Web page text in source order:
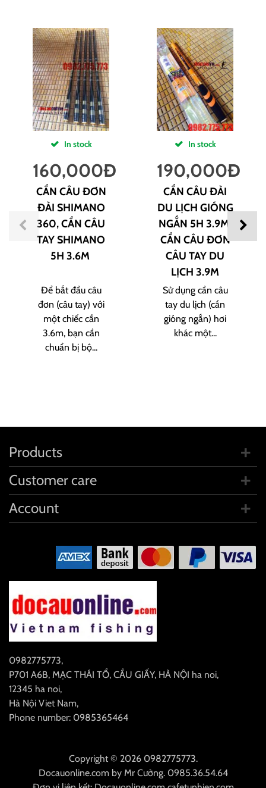
In stock
160,000Đ
CẦN CÂU ĐƠN
ĐÀI SHIMANO
360, CẦN CÂU
TAY SHIMANO
5H 3.6M
Để bắt đầu câu
đơn (câu tay) với
một chiếc cần
3.6m, bạn cần
chuẩn bị bộ...
In stock
190,000Đ
CẦN CÂU ĐÀI
DU LỊCH GIÓNG
NGẮN 5H 3.9M,
CẦN CÂU ĐƠN
CÂU TAY DU
LỊCH 3.9M
Sử dụng cần câu
tay du lịch (cần
gióng ngắn) hơi
khác một...
0982775773,
P701 A6B, MẠC THÁI TỔ, CẦU GIẤY, HÀ NỘI ha noi,
12345 ha noi,
Hà Nội Viet Nam,
Phone number: 0985365464
Products
Customer care
Account
Copyright © 2026 0982775773.
Docauonline.comby Mr Cường. 0985.36.54.64